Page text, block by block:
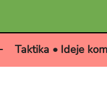
Taktika • Ideje